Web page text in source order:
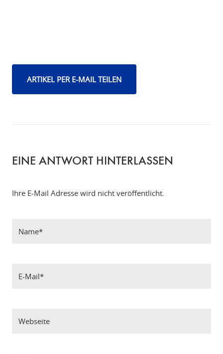
ARTIKEL PER E-MAIL TEILEN
EINE ANTWORT HINTERLASSEN
Ihre E-Mail Adresse wird nicht veröffentlicht.